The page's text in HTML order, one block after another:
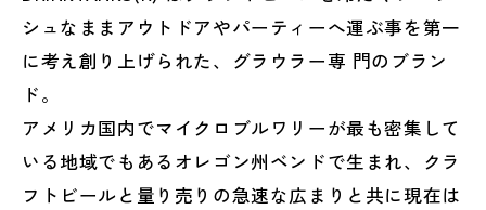
シュなままアウトドアやパーティーへ運ぶ事を第一
に考え創り上げられた、グラウラー専 門のブラン
ド。
アメリカ国内でマイクロブルワリーが最も密集して
いる地域でもあるオレゴン州ベンドで生まれ、クラ
フトビールと量り売りの急速な広まりと共に現在は